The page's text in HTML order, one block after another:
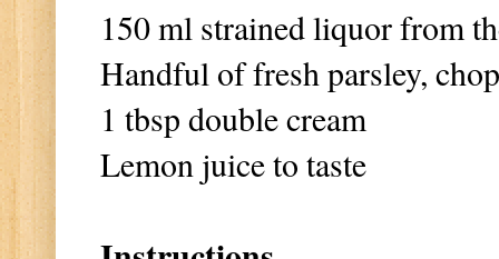
150 ml strained liquor from
Handful of fresh parsley,
1 tbsp double cream
Lemon juice to taste